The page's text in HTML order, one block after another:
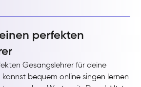
perfekten
Gesangslehrer für deine
kannst bequem online singen lernen